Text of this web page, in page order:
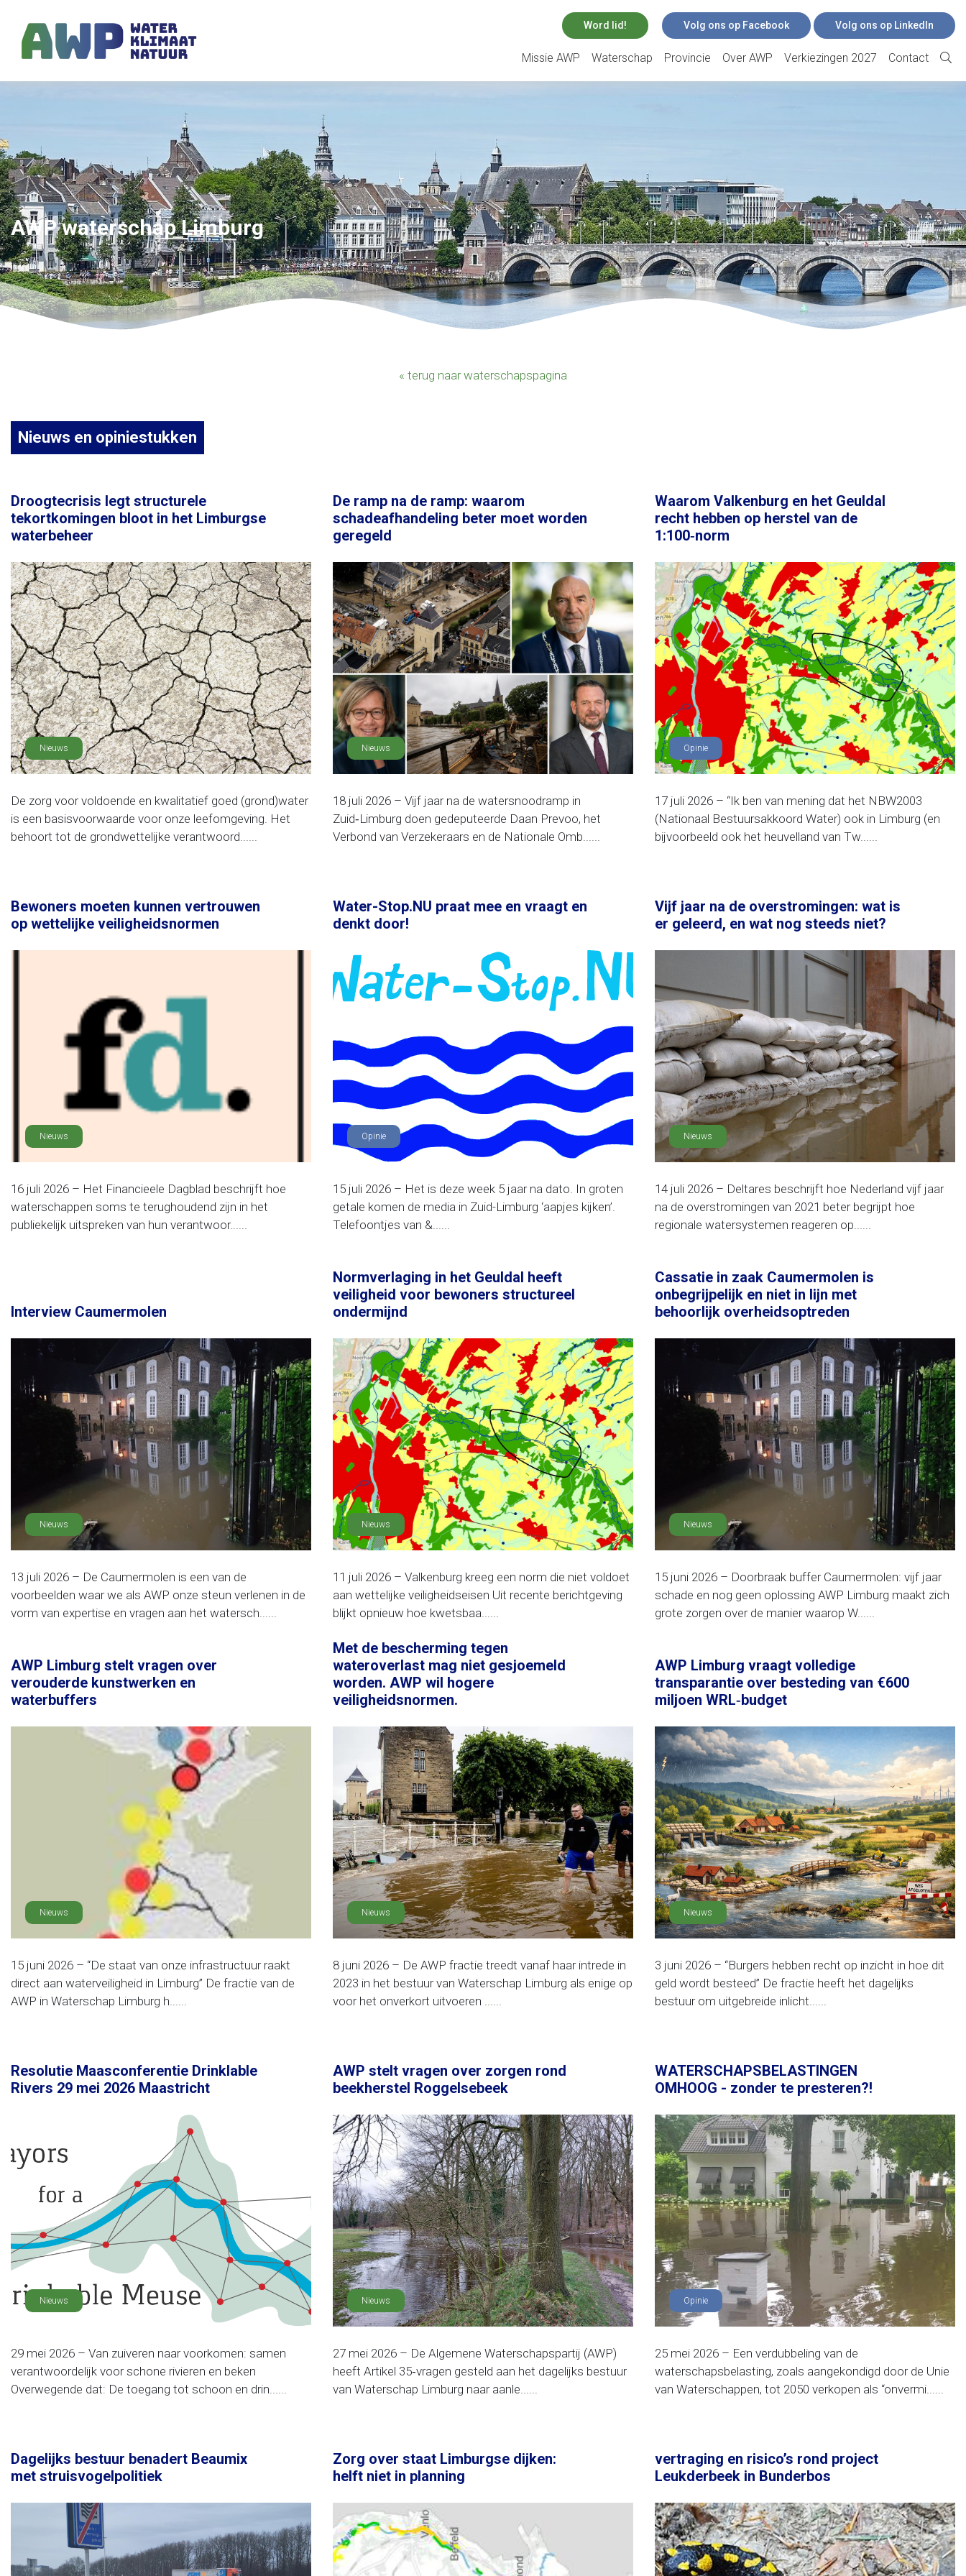
Word lid! Volg ons op Facebook Volg ons op LinkedIn
Missie AWP Waterschap Provincie Over AWP Verkiezingen 2027 Contact
AWP waterschap Limburg
« terug naar waterschapspagina
Nieuws en opiniestukken
Droogtecrisis legt structurele
tekortkomingen bloot in het Limburgse
waterbeheer
Nieuws
De zorg voor voldoende en kwalitatief goed (grond)water
is een basisvoorwaarde voor onze leefomgeving. Het
behoort tot de grondwettelijke verantwoord......
De ramp na de ramp: waarom
schadeafhandeling beter moet worden
geregeld
Nieuws
18 juli 2026 – Vijf jaar na de watersnoodramp in
Zuid‑Limburg doen gedeputeerde Daan Prevoo, het
Verbond van Verzekeraars en de Nationale Omb......
Waarom Valkenburg en het Geuldal
recht hebben op herstel van de
1:100‑norm
Opinie
17 juli 2026 – “Ik ben van mening dat het NBW2003
(Nationaal Bestuursakkoord Water) ook in Limburg (en
bijvoorbeeld ook het heuvelland van Tw......
Bewoners moeten kunnen vertrouwen
op wettelijke veiligheidsnormen
Nieuws
16 juli 2026 – Het Financieele Dagblad beschrijft hoe
waterschappen soms te terughoudend zijn in het
publiekelijk uitspreken van hun verantwoor......
Water-Stop.NU praat mee en vraagt en
denkt door!
Opinie
15 juli 2026 – Het is deze week 5 jaar na dato. In groten
getale komen de media in Zuid-Limburg ‘aapjes kijken’.
Telefoontjes van &......
Vijf jaar na de overstromingen: wat is
er geleerd, en wat nog steeds niet?
Nieuws
14 juli 2026 – Deltares beschrijft hoe Nederland vijf jaar
na de overstromingen van 2021 beter begrijpt hoe
regionale watersystemen reageren op......
Interview Caumermolen
Nieuws
13 juli 2026 – De Caumermolen is een van de
voorbeelden waar we als AWP onze steun verlenen in de
vorm van expertise en vragen aan het watersch......
Normverlaging in het Geuldal heeft
veiligheid voor bewoners structureel
ondermijnd
Nieuws
11 juli 2026 – Valkenburg kreeg een norm die niet voldoet
aan wettelijke veiligheidseisen Uit recente berichtgeving
blijkt opnieuw hoe kwetsbaa......
Cassatie in zaak Caumermolen is
onbegrijpelijk en niet in lijn met
behoorlijk overheidsoptreden
Nieuws
15 juni 2026 – Doorbraak buffer Caumermolen: vijf jaar
schade en nog geen oplossing AWP Limburg maakt zich
grote zorgen over de manier waarop W......
AWP Limburg stelt vragen over
verouderde kunstwerken en
waterbuffers
Nieuws
15 juni 2026 – “De staat van onze infrastructuur raakt
direct aan waterveiligheid in Limburg” De fractie van de
AWP in Waterschap Limburg h......
Met de bescherming tegen
wateroverlast mag niet gesjoemeld
worden. AWP wil hogere
veiligheidsnormen.
Nieuws
8 juni 2026 – De AWP fractie treedt vanaf haar intrede in
2023 in het bestuur van Waterschap Limburg als enige op
voor het onverkort uitvoeren ......
AWP Limburg vraagt volledige
transparantie over besteding van €600
miljoen WRL‑budget
Nieuws
3 juni 2026 – “Burgers hebben recht op inzicht in hoe dit
geld wordt besteed” De fractie heeft het dagelijks
bestuur om uitgebreide inlicht......
Resolutie Maasconferentie Drinklable
Rivers 29 mei 2026 Maastricht
Nieuws
29 mei 2026 – Van zuiveren naar voorkomen: samen
verantwoordelijk voor schone rivieren en beken
Overwegende dat: De toegang tot schoon en drin......
AWP stelt vragen over zorgen rond
beekherstel Roggelsebeek
Nieuws
27 mei 2026 – De Algemene Waterschapspartij (AWP)
heeft Artikel 35‑vragen gesteld aan het dagelijks bestuur
van Waterschap Limburg naar aanle......
WATERSCHAPSBELASTINGEN
OMHOOG - zonder te presteren?!
Opinie
25 mei 2026 – Een verdubbeling van de
waterschapsbelasting, zoals aangekondigd door de Unie
van Waterschappen, tot 2050 verkopen als “onvermi......
Dagelijks bestuur benadert Beaumix
met struisvogelpolitiek
Zorg over staat Limburgse dijken:
helft niet in planning
vertraging en risico’s rond project
Leukderbeek in Bunderbos